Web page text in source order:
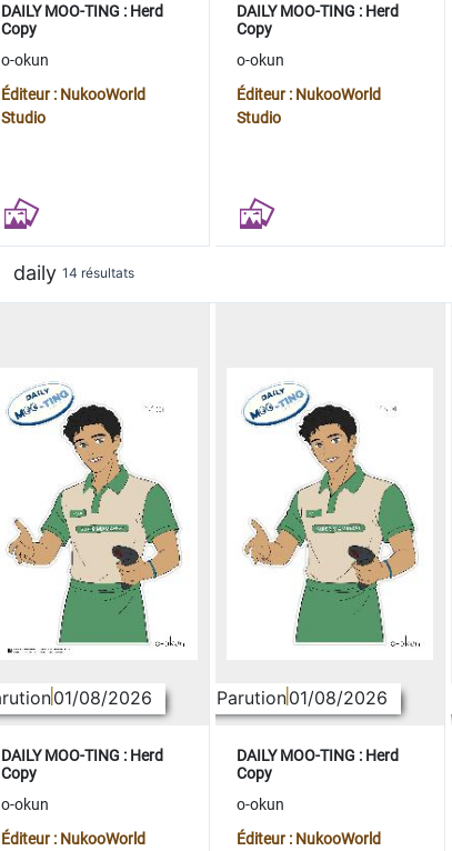
DAILY MOO-TING : Herd
Copy
o-okun
Éditeur : NukooWorld
Studio
DAILY MOO-TING : Herd
Copy
o-okun
Éditeur : NukooWorld
Studio
daily 14 résultats
01/08/2026
DAILY MOO-TING : Herd
Copy
o-okun
Éditeur : NukooWorld
Parution01/08/2026
DAILY MOO-TING : Herd
Copy
o-okun
Éditeur : NukooWorld